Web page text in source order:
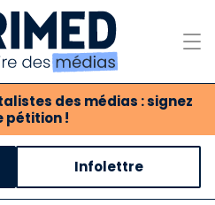
des médias : signez
pétition !
des médias
Infolettre